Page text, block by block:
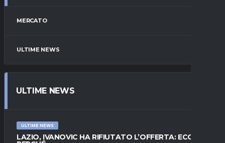
MERCATO
ULTIME NEWS
ULTIME NEWS
ULTIME NEWS
LAZIO, IVANOVIC HA RIFIUTATO L’OFFERTA: ECCO